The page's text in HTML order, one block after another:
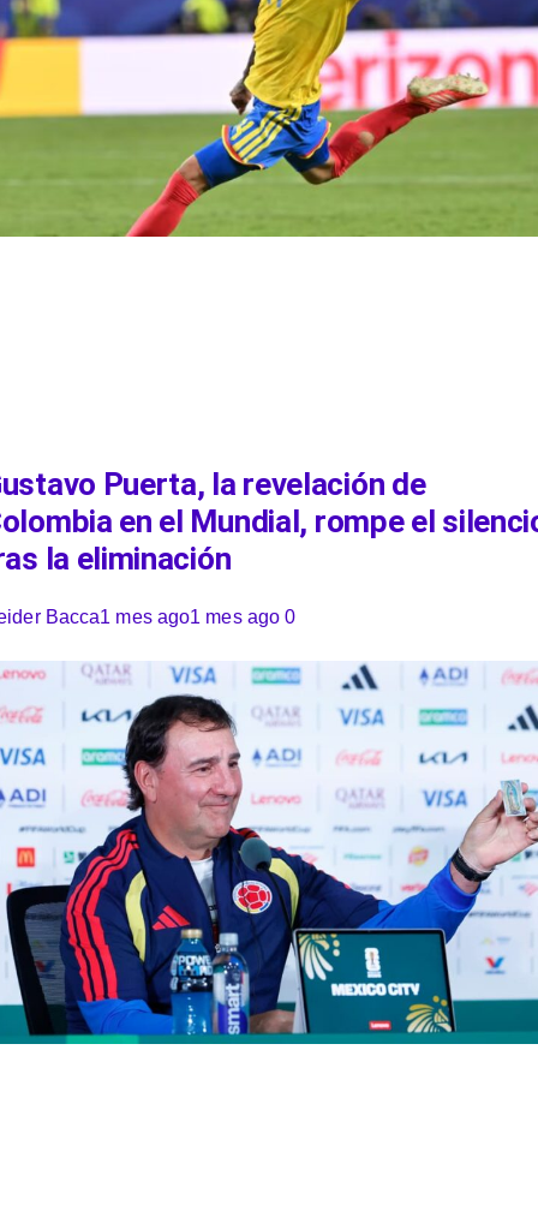
Puerta, la revelación de
en el Mundial, rompe el
la eliminación
Bacca1 mes ago1 mes ago 0